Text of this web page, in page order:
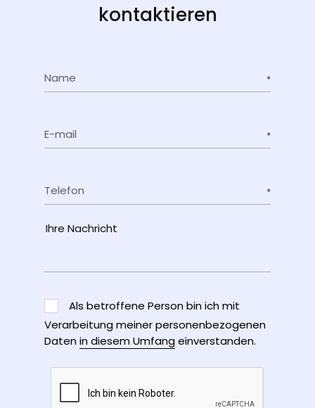
kontaktieren
Name
E-mail
Telefon
Als betroffene Person bin ich mit
Verarbeitung meiner personenbezogenen
Datenin diesem Umfangeinverstanden.